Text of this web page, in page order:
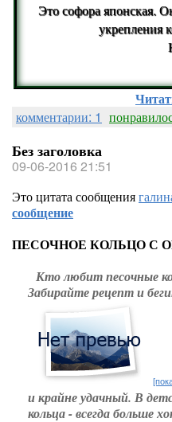
Это софора японская.
укрепления
комментарии: 1
Без заголовка
09-06-2016 21:51
Это цитата сообщения
сообщение
ПЕСОЧНОЕ КОЛЬЦО С
Кто любит песочные
Забирайте рецепт и
и крайне удачный. В
кольца - всегда больше